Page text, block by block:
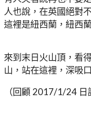
人也說，在英國絕對
這裡是紐西蘭，紐西
來到末日火山頂，看
山，站在這裡，深吸
（回顧 2017/1/24 日